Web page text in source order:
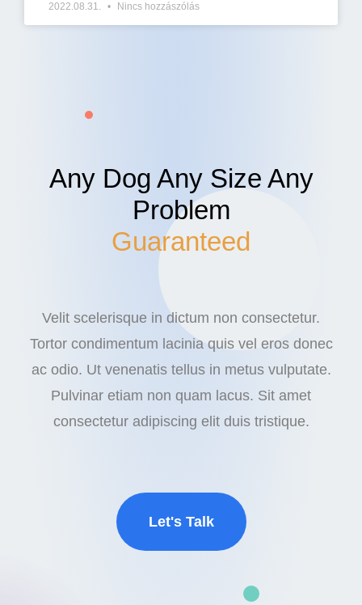
2022.08.31. Nincs hozzászólás
Any Dog Any Size Any
Problem
Guaranteed
Velit scelerisque in dictum non consectetur.
Tortor condimentum lacinia quis vel eros donec
ac odio. Ut venenatis tellus in metus vulputate.
Pulvinar etiam non quam lacus. Sit amet
consectetur adipiscing elit duis tristique.
Let's Talk